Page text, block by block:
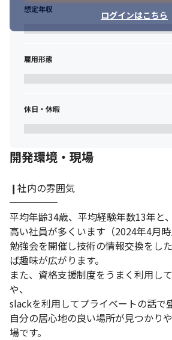
ログインはこちら
想定年収
雇用形態
休日・休暇
開発環境・現場
❙社内の雰囲気
─────
平均年齢34歳、平均経験年数13年と
高い社員が多くいます（2024年4月時
勉強会を開催し技術の情報交換をし
ば趣味が広がります。
また、資格支援制度をうまく利用し
や、
slackを利用してプライベートの話で
自分の居心地の良い場所が見つかり
場です。